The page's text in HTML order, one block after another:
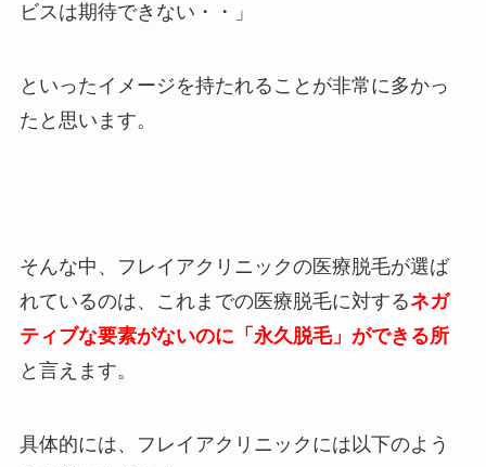
ビスは期待できない・・」
といったイメージを持たれることが非常に多かっ
たと思います。
そんな中、フレイアクリニックの医療脱毛が選ば
れているのは、これまでの医療脱毛に対するネガ
ティブな要素がないのに「永久脱毛」ができる所
と言えます。
具体的には、フレイアクリニックには以下のよう